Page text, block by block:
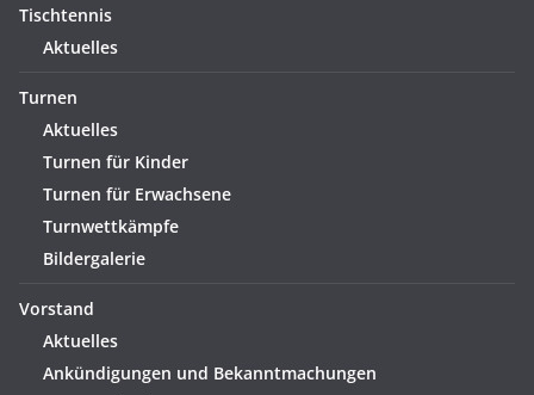
Tischtennis
Aktuelles
Turnen
Aktuelles
Turnen für Kinder
Turnen für Erwachsene
Turnwettkämpfe
Bildergalerie
Vorstand
Aktuelles
Ankündigungen und Bekanntmachungen